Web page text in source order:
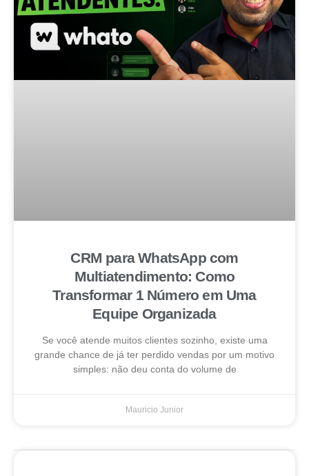
CRM para WhatsApp com
Multiatendimento: Como
Transformar 1 Número em Uma
Equipe Organizada
Se você atende muitos clientes sozinho, existe uma
grande chance de já ter perdido vendas por um motivo
simples: não deu conta do volume de
Mauricio Junior